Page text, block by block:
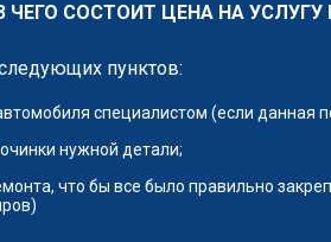
СОСТОИТ ЦЕНА НА
пунктов:
специалистом (если данная
нужной детали;
что бы все было правильно